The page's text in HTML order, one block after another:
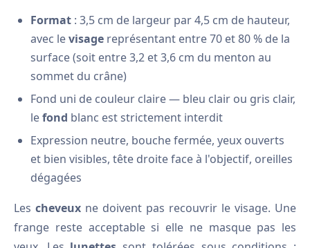
Format : 3,5 cm de largeur par 4,5 cm de hauteur,
avec levisage représentant entre 70 et 80 % de la
surface (soit entre 3,2 et 3,6 cm du menton au
sommet du crâne)
Fond uni de couleur claire — bleu clair ou gris clair,
lefond blanc est strictement interdit
Expression neutre, bouche fermée, yeux ouverts
et bien visibles, tête droite face à l'objectif, oreilles
dégagées
Les cheveux ne doivent pas recouvrir le visage. Une
frange reste acceptable si elle ne masque pas les